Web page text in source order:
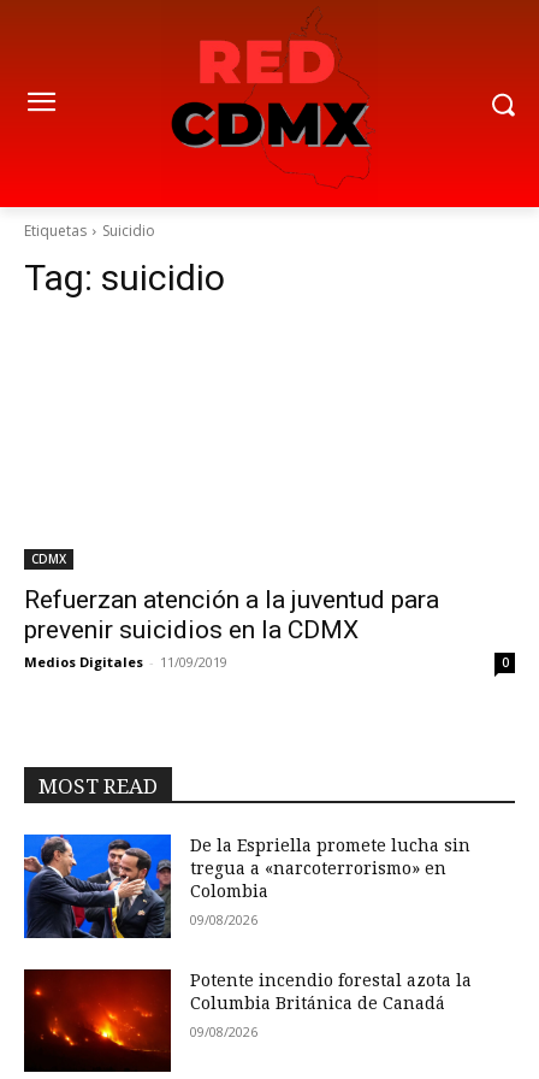
Etiquetas Suicidio
Tag: suicidio
CDMX
Refuerzan atención a la juventud para
prevenir suicidios en la CDMX
Medios Digitales - 11/09/2019 0
MOST READ
De la Espriella promete lucha sin
tregua a «narcoterrorismo» en
Colombia
09/08/2026
Potente incendio forestal azota la
Columbia Británica de Canadá
09/08/2026